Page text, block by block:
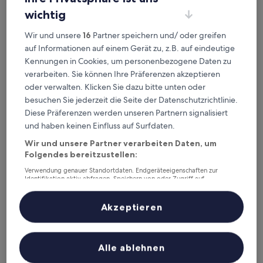
Hotel Hõma XXII Marzo
Hotel Hõma XXII Marzo
2.0-
Sterne-
Porta Vittoria, 0,7 km von Straßenbahnhaltestelle Piazza
9.2
von
10,
Wunderbar,
(316
Bewertungen)
9,2/10 Wunderbar (316 Bewertungen)
89 €
inkl. Steuern & Gebühren
Cà Bèla - Susa
wichtig
Wir und unsere16 Partner speichern und/ oder greifen
auf Informationen auf einem Gerät zu, z.B. auf eindeutige
Kennungen in Cookies, um personenbezogene Daten zu
verarbeiten. Sie können Ihre Präferenzen akzeptieren
oder verwalten. Klicken Sie dazu bitte unten oder
besuchen Sie jederzeit die Seite der Datenschutzrichtlinie.
Diese Präferenzen werden unseren Partnern signalisiert
und haben keinen Einfluss auf Surfdaten.
Wir und unsere Partner verarbeiten Daten, um
Folgendes bereitzustellen:
Verwendung genauer Standortdaten. Endgeräteeigenschaften zur
Identifikation aktiv abfragen. Speichern von oder Zugriff auf
Inhalte, Messung von Werbeleistung und der Performance von Inhalten,
Zielgruppenforschung sowie Entwicklung und Verbesserung von
Liste der Partner (Lieferanten)
Alle ablehnen
Akzeptieren